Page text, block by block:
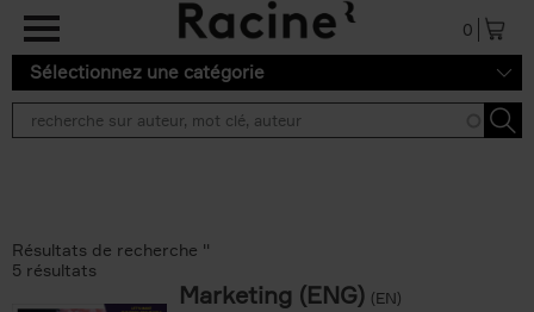
Aller au contenu principal
0
Sélectionnez une catégorie
Résultats de recherche ''
5 résultats
Marketing (ENG) (EN)